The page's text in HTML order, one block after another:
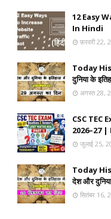
12 Easy
In Hindi
फ़रवरी 22,
Today
दुनिया के
अगस्त 28,
CSC
2026–27
जुलाई 25,
Today
देश और
सितंबर 16,